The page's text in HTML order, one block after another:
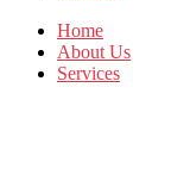
Home
About Us
Services